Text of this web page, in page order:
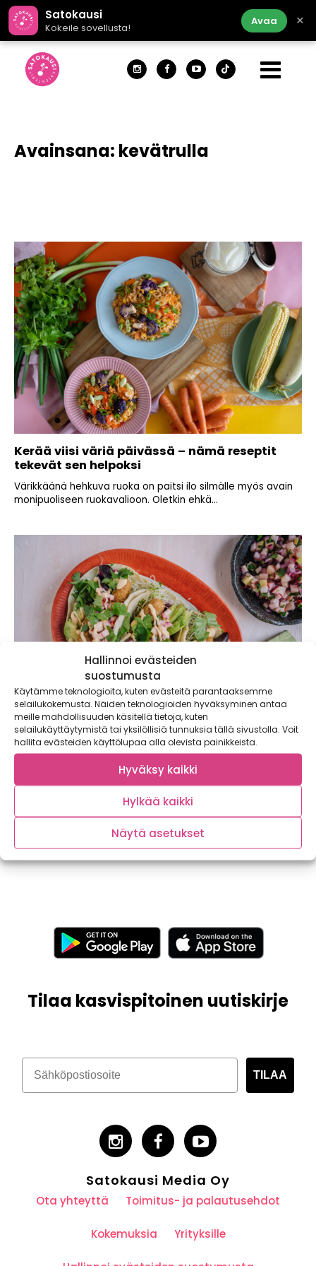
Hallinnoi evästeiden
suostumusta
Käytämme teknologioita, kuten evästeitä parantaaksemme
selailukokemusta. Näiden teknologioiden hyväksyminen antaa
meille mahdollisuuden käsitellä tietoja, kuten
selailukäyttäytymistä tai yksilöllisiä tunnuksia tällä sivustolla. Voit
hallita evästeiden käyttölupaa alla olevista painikkeista.
Hyväksy kaikki
Hylkää kaikki
Näytä asetukset
Satokausi
Kokeile sovellusta!
Avaa ×
Avainsana: kevätrulla
Kerää viisi väriä päivässä – nämä reseptit
tekevät sen helpoksi
Värikkäänä hehkuva ruoka on paitsi ilo silmälle myös avain
monipuoliseen ruokavalioon. Oletkin ehkä...
Katsu Curry Järvikalapihvistä & kalatacot ja
kesärullat Itämeren kalapuikoista – syömällä
lähikalaa vähennät vesistöjen
rehevöitymistä!
Kaupallinen yhteistyö: Apetit Kotimaisen luonnonkalan
syöminen on helppo ja herkullinen ympäristöteko. Vielä
Tilaa kasvispitoinen uutiskirje
TILAA
Satokausi Media Oy
Ota yhteyttä Toimitus- ja palautusehdot
Kokemuksia Yrityksille